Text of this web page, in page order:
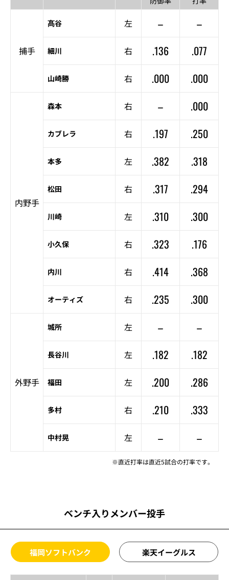
捕手
髙谷 左 – –
細川 右 .136 .077
山崎勝 右 .000 .000
内野手
森本 右 – .000
カブレラ 右 .197 .250
本多 左 .382 .318
松田 右 .317 .294
川崎 左 .310 .300
小久保 右 .323 .176
内川 右 .414 .368
オーティズ 右 .235 .300
外野手
城所 左 – –
長谷川 左 .182 .182
福田 左 .200 .286
多村 右 .210 .333
中村晃 左 – –
※直近打率は直近5試合の打率です。
ベンチ入りメンバー投手
福岡ソフトバンク 楽天イーグルス